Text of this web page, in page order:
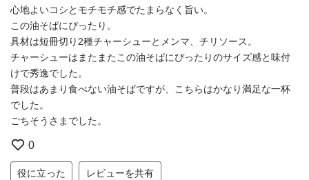
心地よいコシとモチモチ感でたまらなく旨い。
この油そばにぴったり。
具材は短冊切り2種チャーシューとメンマ、チリソース。
チャーシューはまたまたこの油そばにぴったりのサイズ感と味付
けで秀逸でした。
普段はあまり食べない油そばですが、こちらはかなり満足な一杯
でした。
ごちそうさまでした。
0
役に立った レビューを共有